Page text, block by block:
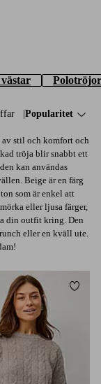
Polotröjor
Sortera på:
Popularitet
stil och komfort och
tröja blir snabbt ett
kan användas
Beige är en färg
som är enkel att
eller ljusa färger,
din outfit kring. Den
eller en kväll ute.